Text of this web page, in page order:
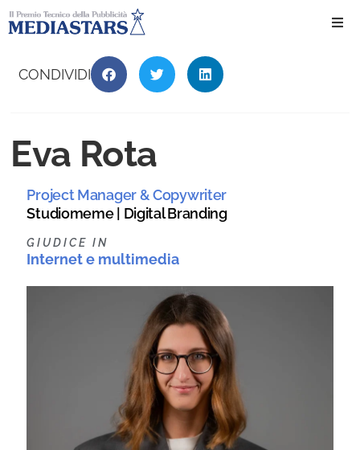
CONDIVIDI
Eva Rota
Project Manager & Copywriter
Studiomeme | Digital Branding
GIUDICE IN
Internet e multimedia